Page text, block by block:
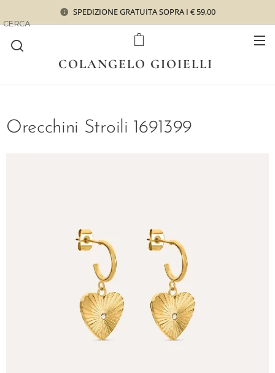
SPEDIZIONE GRATUITA SOPRA I € 59,00
COLANGELO GIOIELLI
CERCA
Orecchini Stroili 1691399